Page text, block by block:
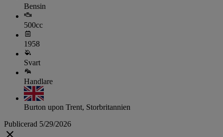
Bensin
500cc
1958
Svart
Handlare
Burton upon Trent, Storbritannien
Publicerad 5/29/2026